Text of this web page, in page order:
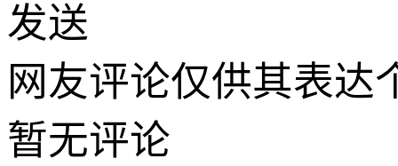
发送
网友评论仅供其表达
暂无评论